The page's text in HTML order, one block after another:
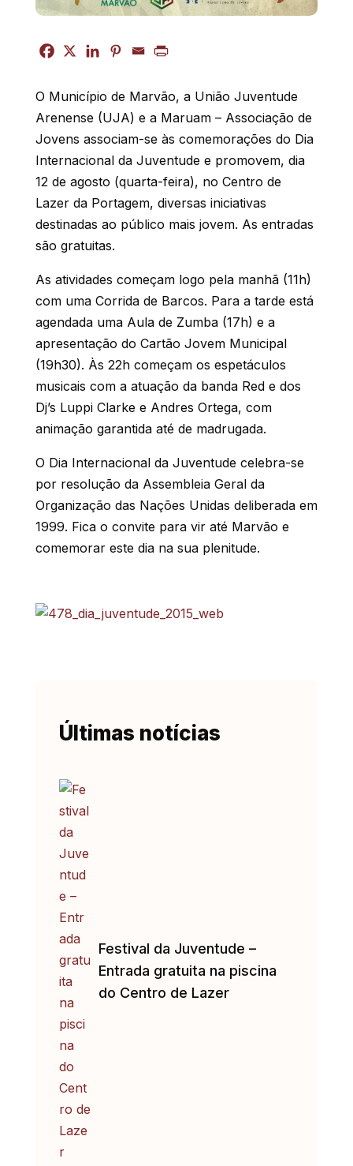
O Município de Marvão, a União Juventude
Arenense (UJA) e a Maruam – Associação de
Jovens associam-se às comemorações do Dia
Internacional da Juventude e promovem, dia
12 de agosto (quarta-feira), no Centro de
Lazer da Portagem, diversas iniciativas
destinadas ao público mais jovem. As entradas
são gratuitas.
As atividades começam logo pela manhã (11h)
com uma Corrida de Barcos. Para a tarde está
agendada uma Aula de Zumba (17h) e a
apresentação do Cartão Jovem Municipal
(19h30). Às 22h começam os espetáculos
musicais com a atuação da banda Red e dos
Dj’s Luppi Clarke e Andres Ortega, com
animação garantida até de madrugada.
O Dia Internacional da Juventude celebra-se
por resolução da Assembleia Geral da
Organização das Nações Unidas deliberada em
1999. Fica o convite para vir até Marvão e
comemorar este dia na sua plenitude.
Últimas notícias
Festival da Juventude –
Entrada gratuita na piscina
do Centro de Lazer